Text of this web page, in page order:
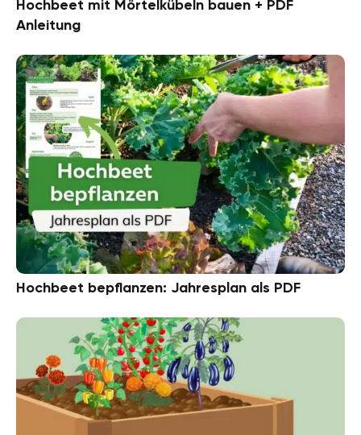
Hochbeet mit Mörtelkübeln bauen + PDF
Anleitung
Hochbeet bepflanzen: Jahresplan als PDF